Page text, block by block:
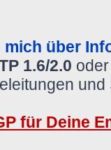
mich über
1.6/2.0
für Deine